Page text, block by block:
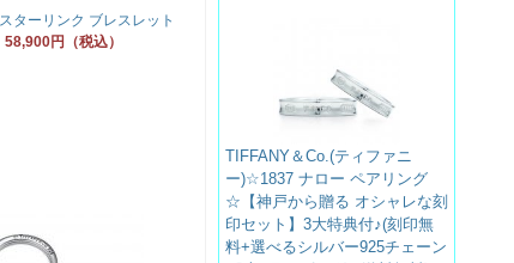
ターリンク ブレスレット
58,900円（税込）
TIFFANY＆Co.(ティファニ
ー)☆1837 ナロー ペアリング
☆【神戸から贈る オシャレな刻
印セット】3大特典付♪(刻印無
料+選べるシルバー925チェーン